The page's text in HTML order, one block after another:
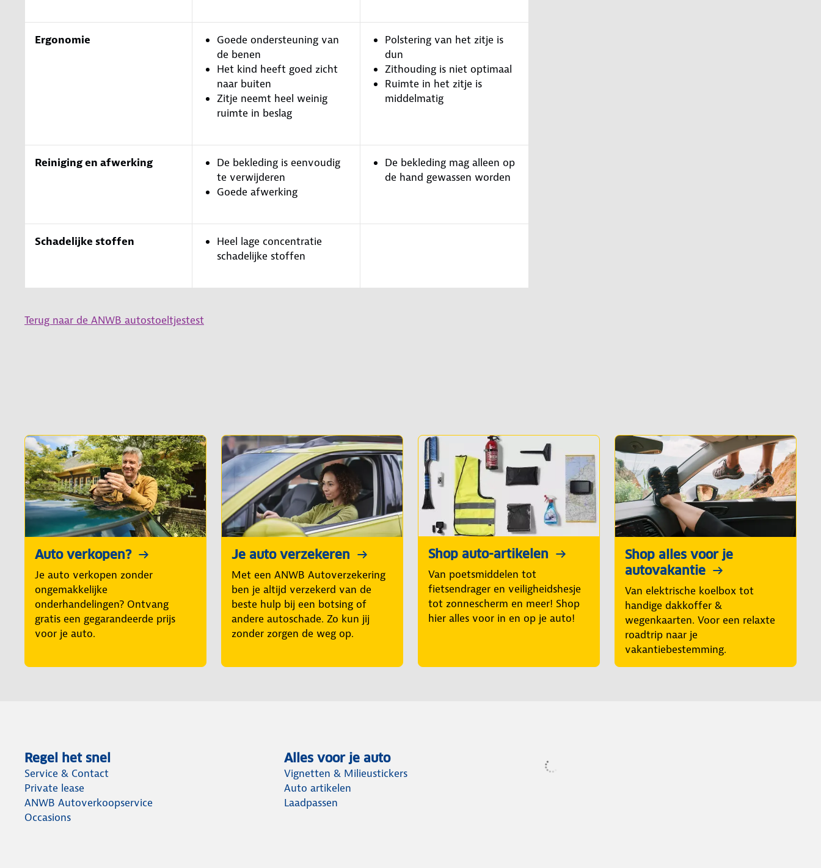
Ergonomie
Goede ondersteuning van
de benen
Het kind heeft goed zicht
naar buiten
Zitje neemt heel weinig
ruimte in beslag
Polstering van het zitje is
dun
Zithouding is niet optimaal
Ruimte in het zitje is
middelmatig
Reiniging en afwerking
De bekleding is eenvoudig
te verwijderen
Goede afwerking
De bekleding mag alleen op
de hand gewassen worden
Schadelijke stoffen
Heel lage concentratie
schadelijke stoffen
Terug naar de ANWB autostoeltjestest
Auto verkopen?
Je auto verkopen zonder
ongemakkelijke
onderhandelingen? Ontvang
gratis een gegarandeerde prijs
voor je auto.
Je auto verzekeren
Met een ANWB Autoverzekering
ben je altijd verzekerd van de
beste hulp bij een botsing of
andere autoschade. Zo kun jij
zonder zorgen de weg op.
Shop auto-artikelen
Van poetsmiddelen tot
fietsendrager en veiligheidshesje
tot zonnescherm en meer! Shop
hier alles voor in en op je auto!
Shop alles voor je
autovakantie
Van elektrische koelbox tot
handige dakkoffer &
wegenkaarten. Voor een relaxte
roadtrip naar je
vakantiebestemming.
Regel het snel
Service & Contact
Private lease
ANWB Autoverkoopservice
Occasions
Alles voor je auto
Vignetten & Milieustickers
Auto artikelen
Laadpassen